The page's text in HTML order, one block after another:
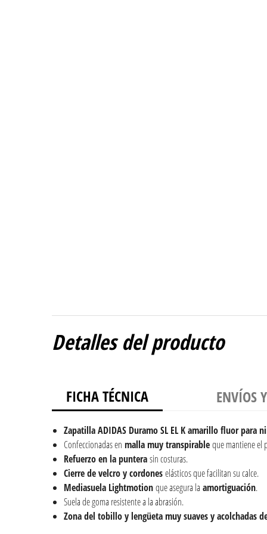
Detalles del producto
FICHA TÉCNICA ENVÍOS
Zapatilla ADIDAS Duramo SL EL K amarillo fluor para
Confeccionadas en malla muy transpirableque mantiene el
Refuerzo en la punterasin costuras.
Cierre de velcro y cordoneselásticos que facilitan su calce.
Mediasuela Lightmotionque asegura la amortiguación.
Suela de goma resistente a la abrasión.
Zona del tobillo y lengüeta muy suaves y acolchadas